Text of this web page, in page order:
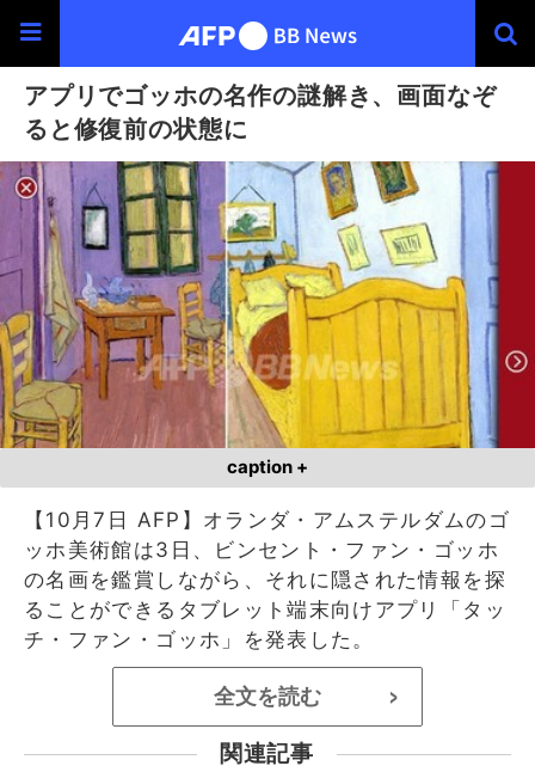
アプリでゴッホの名作の謎解き、画面なぞ
ると修復前の状態に
caption +
【10月7日 AFP】オランダ・アムステルダムのゴ
ッホ美術館は3日、ビンセント・ファン・ゴッホ
の名画を鑑賞しながら、それに隠された情報を探
ることができるタブレット端末向けアプリ「タッ
チ・ファン・ゴッホ」を発表した。
全文を読む >
関連記事